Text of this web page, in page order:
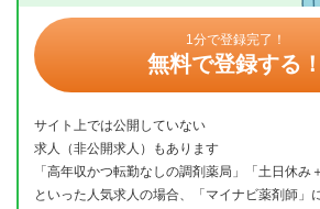
1分で登録完了！
無料で登録する！
サイト上では公開していない
求人（非公開求人）もあります
「高年収かつ転勤なしの調剤薬局」「土日休み
といった人気求人の場合、「マイナビ薬剤師」